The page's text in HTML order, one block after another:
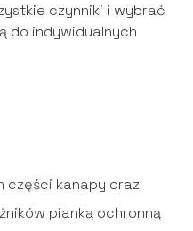
czynniki i wybrać
do indywidualnych
części kanapy oraz
pianką ochronną